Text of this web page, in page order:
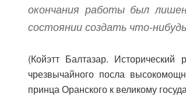
окончания работы был
состоянии создать что-
(Койэтт Балтазар.
чрезвычайного посла
принца Оранского к великому